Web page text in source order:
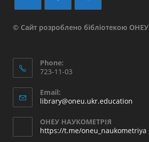
© Сайт розроблено бібліотекою ОНЕУ
Phone:
723-11-03
Email:
library@oneu.ukr.education
ОНЕУ НАУКОМЕТРІЯ
https://t.me/oneu_naukometriya